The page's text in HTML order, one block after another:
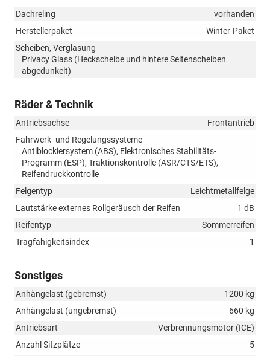
Dachreling
vorhanden
Herstellerpaket
Winter-Paket
Scheiben, Verglasung
Privacy Glass (Heckscheibe und hintere Seitenscheiben
abgedunkelt)
Räder & Technik
Antriebsachse
Frontantrieb
Fahrwerk- und Regelungssysteme
Antiblockiersystem (ABS), Elektronisches Stabilitäts-
Programm (ESP), Traktionskontrolle (ASR/CTS/ETS),
Reifendruckkontrolle
Felgentyp
Leichtmetallfelge
Lautstärke externes Rollgeräusch der Reifen
1 dB
Reifentyp
Sommerreifen
Tragfähigkeitsindex
1
Sonstiges
Anhängelast (gebremst)
1200 kg
Anhängelast (ungebremst)
660 kg
Antriebsart
Verbrennungsmotor (ICE)
Anzahl Sitzplätze
5